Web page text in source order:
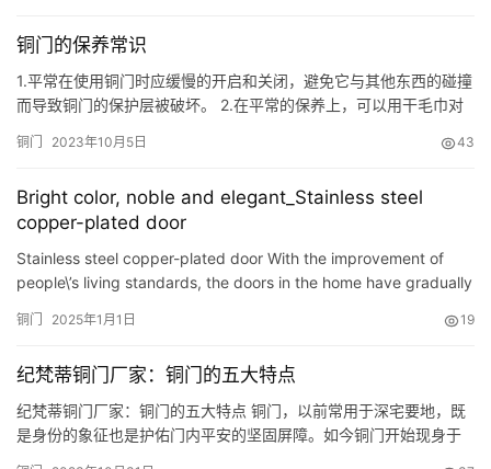
铜门的保养常识
1.平常在使用铜门时应缓慢的开启和关闭，避免它与其他东西的碰撞
而导致铜门的保护层被破坏。 2.在平常的保养上，可以用干毛巾对
涤剂来清洁。 3.日常保养时一般也要防止氧化物和微生物对铜门的
境中时对铜会产生腐蚀作用，因此我们在平时清洁干燥时可在铜门…
铜门 2023年10月5日 43
Bright color, noble and elegant_Stainless steel
copper-plated door
Stainless steel copper-plated door With the improvement of
people\’s living standards, the doors in the home have gradually
铜门 2025年1月1日 19
纪梵蒂铜门厂家：铜门的五大特点
纪梵蒂铜门厂家：铜门的五大特点 铜门，以前常用于深宅要地，既
是身份的象征也是护佑门内平安的坚固屏障。如今铜门开始现身于